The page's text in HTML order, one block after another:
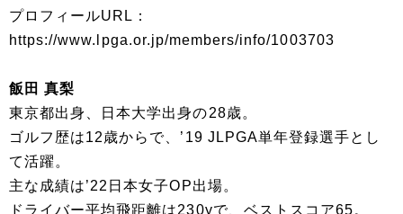
プロフィールURL：
https://www.lpga.or.jp/members/info/1003703
飯田 真梨
東京都出身、日本大学出身の28歳。
ゴルフ歴は12歳からで、’19 JLPGA単年登録選手とし
て活躍。
主な成績は’22日本女子OP出場。
ドライバー平均飛距離は230yで、ベストスコア65。